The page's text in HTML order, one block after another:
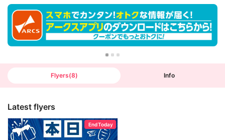
o
l
l
o
w
Flyers(8) Info
Latest flyers
End Today